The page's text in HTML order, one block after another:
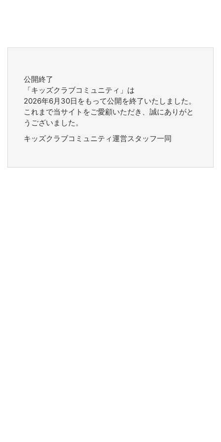
公開終了
「キッズクラブコミュニティ」は
2026年6月30日をもって公開を終了いたしました。
これまで当サイトをご愛顧いただき、誠にありがと
うございました。
キッズクラブコミュニティ運営スタッフ一同